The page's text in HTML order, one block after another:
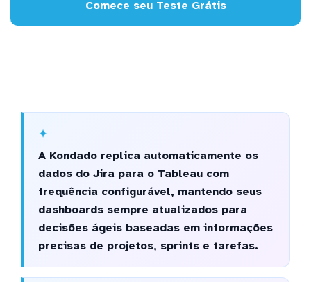
Comece seu Teste Grátis
A Kondado replica automaticamente os
dados do Jira para o Tableau com
frequência configurável, mantendo seus
dashboards sempre atualizados para
decisões ágeis baseadas em informações
precisas de projetos, sprints e tarefas.